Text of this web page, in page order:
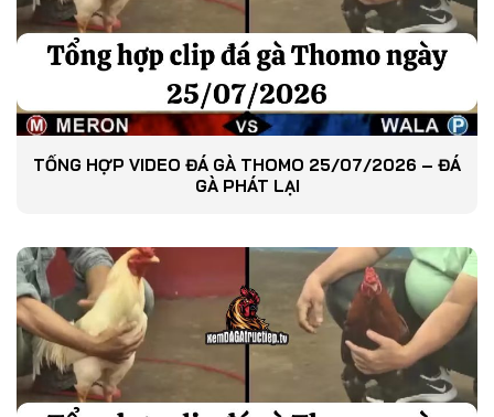
TỔNG HỢP VIDEO ĐÁ GÀ THOMO 25/07/2026 – ĐÁ
GÀ PHÁT LẠI